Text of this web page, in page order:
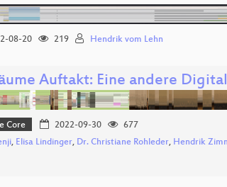
08-20 219 Hendrik vom Lehn
Auftakt: Eine andere
Core 2022-09-30
677
, Elisa Lindinger, Dr. Christiane Rohleder, Hendrik